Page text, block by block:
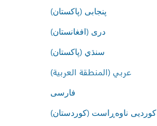
پنجابی (پاکستان)
درى (افغانستان)
سنڌي (پاکستان)
عربي (المنطقة العربية)
فارسى
کوردیی ناوەڕاست (کوردستان)